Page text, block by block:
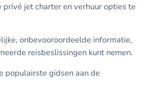
jet charter en verhuur opties te
onbevooroordeelde informatie,
reisbeslissingen kunt nemen.
populairste gidsen aan de